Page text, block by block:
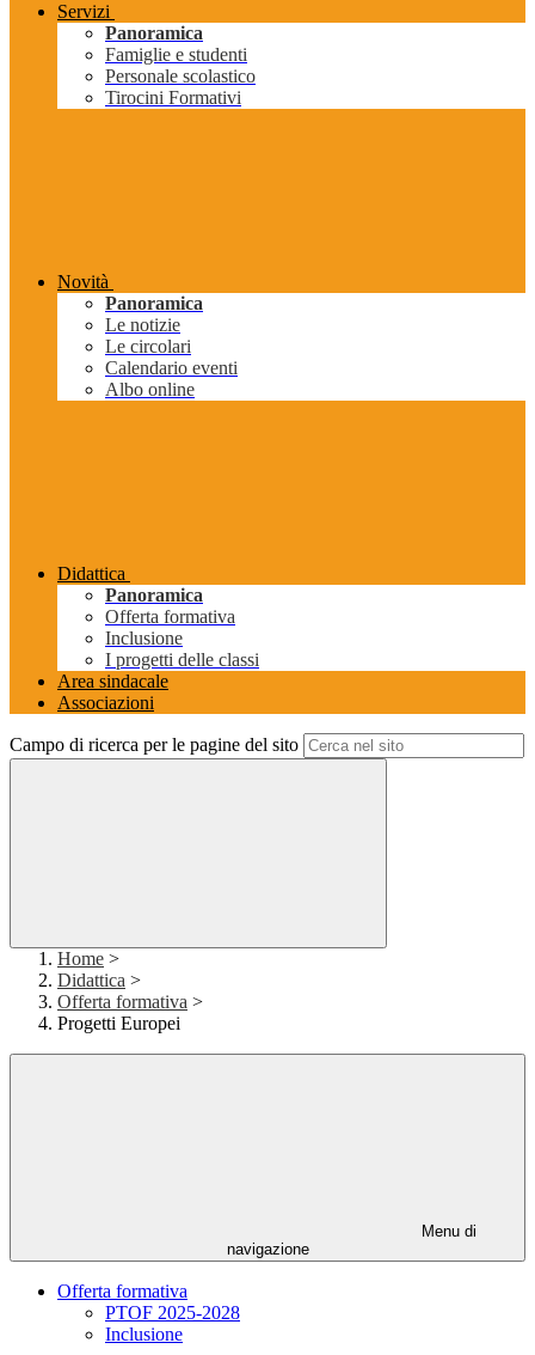
Servizi
Panoramica
Famiglie e studenti
Personale scolastico
Tirocini Formativi
Novità
Panoramica
Le notizie
Le circolari
Calendario eventi
Albo online
Didattica
Panoramica
Offerta formativa
Inclusione
I progetti delle classi
Area sindacale
Associazioni
Campo di ricerca per le pagine del sito
Home >
Didattica >
Offerta formativa >
Progetti Europei
Menu di
navigazione
Offerta formativa
PTOF 2025-2028
Inclusione